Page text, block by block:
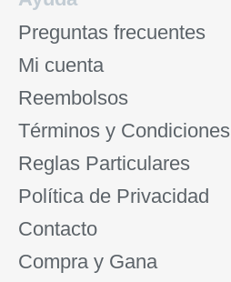
Preguntas frecuentes
Mi cuenta
Reembolsos
Términos y Condiciones
Reglas Particulares
Política de Privacidad
Contacto
Compra y Gana